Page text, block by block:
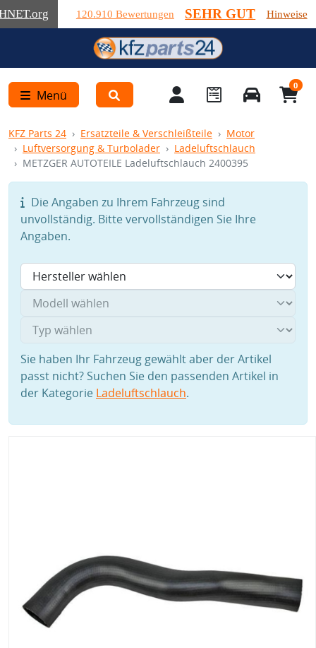
.org 120.910 Bewertungen SEHR GUT Hinweise
Menü
0
KFZ Parts 24 Ersatzteile & Verschleißteile
Motor
Luftversorgung & Turbolader
Ladeluftschlauch
METZGER AUTOTEILE Ladeluftschlauch 2400395
Die Angaben zu Ihrem Fahrzeug sind
unvollständig. Bitte vervollständigen Sie Ihre
Angaben.
Sie haben Ihr Fahrzeug gewählt aber der Artikel
passt nicht? Suchen Sie den passenden Artikel in
der Kategorie Ladeluftschlauch.